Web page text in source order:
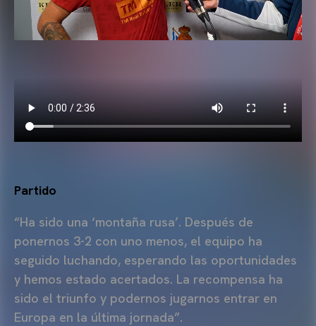
Partido
“Ha sido una ‘montaña rusa’. Después de
ponernos 3-2 con uno menos, el equipo ha
seguido luchando, esperando las oportunidades
y hemos estado acertados. La recompensa ha
sido el triunfo y podernos jugarnos entrar en
Europa en la última jornada”.